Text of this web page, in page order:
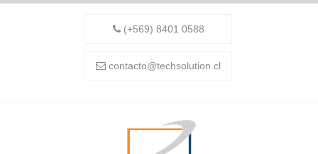
(+569) 8401 0588
contacto@techsolution.cl